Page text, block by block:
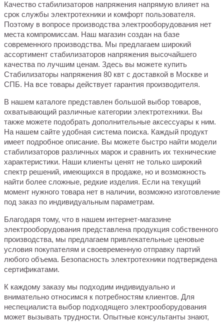
Качество стабилизаторов напряжения напрямую влияет на
срок службы электротехники и комфорт пользователя.
Поэтому в вопросе производства электрооборудования нет
места компромиссам. Наш магазин создан на базе
современного производства. Мы предлагаем широкий
ассортимент стабилизаторов напряжения высочайшего
качества по лучшим ценам. Здесь вы можете купить
Стабилизаторы напряжения 80 квт с доставкой в Москве и
СПБ. На все товары действует гарантия производителя.
В нашем каталоге представлен большой выбор товаров,
охватывающий различные категории электротехники. Вы
также можете подобрать дополнительные аксессуары к ним.
На нашем сайте удобная система поиска. Каждый продукт
имеет подробное описание. Вы можете быстро найти модели
стабилизаторов различных марок и сравнить их технические
характеристики. Наши клиенты ценят не только широкий
спектр решений, имеющихся в продаже, но и возможность
найти более сложные, редкие изделия. Если на текущий
момент нужного товара нет в наличии, возможно изготовление
под заказ по индивидуальным параметрам.
Благодаря тому, что в нашем интернет-магазине
электрооборудования представлена продукция собственного
производства, мы предлагаем привлекательные ценовые
условия покупателям и своевременную отправку партий
любого объема. Безопасность электротехники подтверждена
сертификатами.
К каждому заказу мы подходим индивидуально и
внимательно относимся к потребностям клиентов. Для
неспециалиста выбор подходящего электрооборудования
может вызывать трудности. Опытные консультанты знают,